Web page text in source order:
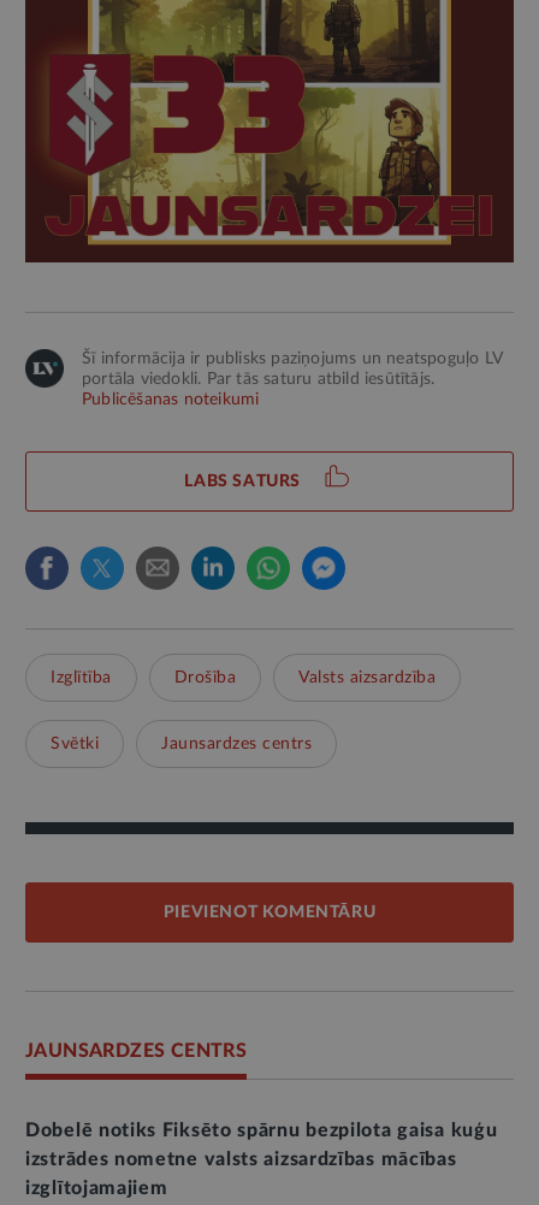
Šī informācija ir publisks paziņojums un neatspoguļo LV
portāla viedokli. Par tās saturu atbild iesūtītājs.
Publicēšanas noteikumi
LABS SATURS
Izglītība Drošība Valsts aizsardzība
Svētki Jaunsardzes centrs
PIEVIENOT KOMENTĀRU
JAUNSARDZES CENTRS
Dobelē notiks Fiksēto spārnu bezpilota gaisa kuģu
izstrādes nometne valsts aizsardzības mācības
izglītojamajiem